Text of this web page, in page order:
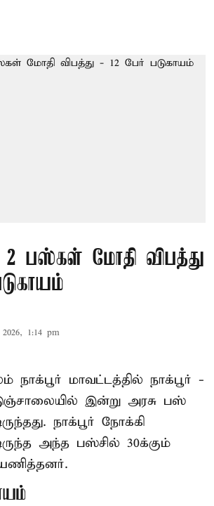
2 பஸ்கள் மோதி விபத்து
1:14 pm
நாக்பூர் மாவட்டத்தில் நாக்பூர் -
இன்று அரசு பஸ்
நாக்பூர் நோக்கி
அந்த பஸ்சில் 30க்கும்